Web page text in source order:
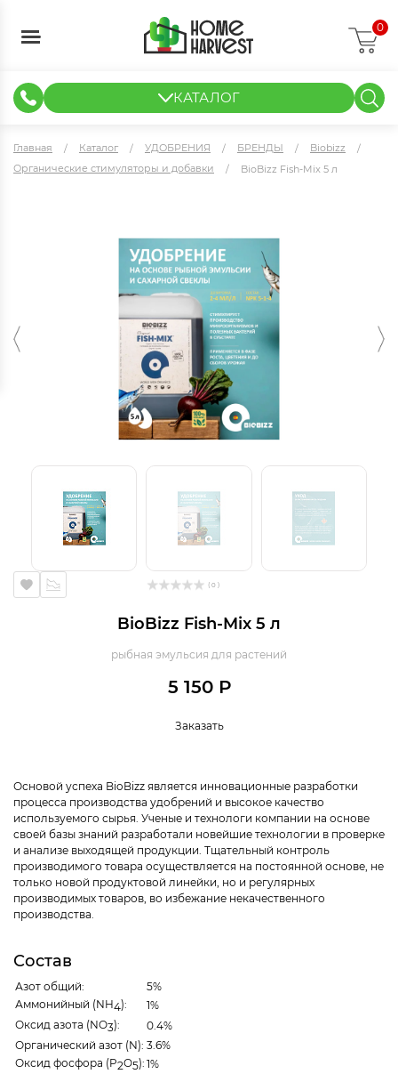
0
КАТАЛОГ
Главная Каталог УДОБРЕНИЯ БРЕНДЫ
Biobizz
Органические стимуляторы и добавки
BioBizz Fish-Mix 5 л
( 0 )
BioBizz Fish-Mix 5 л
рыбная эмульсия для растений
5 150 Р
Заказать
Основой успеха BioBizz является инновационные разработки
процесса производства удобрений и высокое качество
используемого сырья. Ученые и технологи компании на основе
своей базы знаний разработали новейшие технологии в проверке
и анализе выходящей продукции. Тщательный контроль
производимого товара осуществляется на постоянной основе, не
только новой продуктовой линейки, но и регулярных
производимых товаров, во избежание некачественного
производства.
Состав
Азот общий:
5%
Аммонийный (NH4):
1%
Оксид азота (NO3):
0.4%
Органический азот (N): 3.6%
Оксид фосфора (P2O5): 1%